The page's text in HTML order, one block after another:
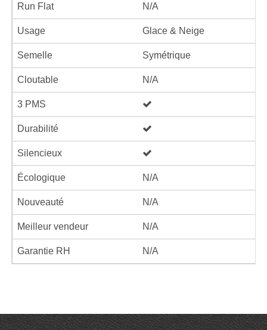
Run Flat N/A
Usage Glace & Neige
Semelle Symétrique
Cloutable N/A
3 PMS
Durabilité
Silencieux
Écologique N/A
Nouveauté N/A
Meilleur vendeur N/A
Garantie RH N/A